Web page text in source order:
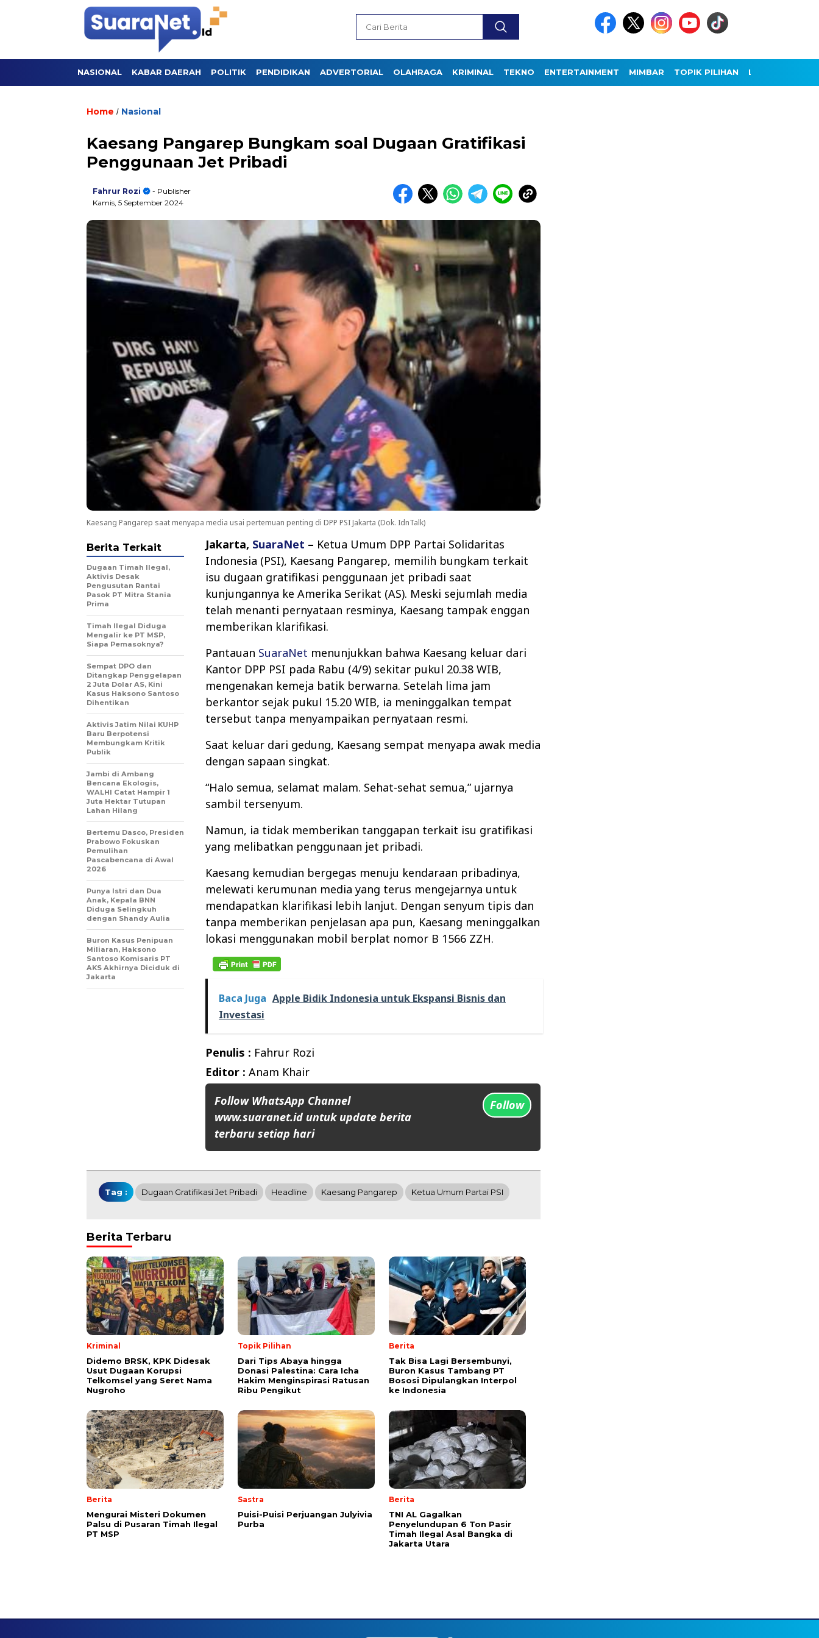
NASIONAL KABAR DAERAH POLITIK PENDIDIKAN ADVERTORIAL OLAHRAGA KRIMINAL TEKNO ENTERTAINMENT MIMBAR TOPIK PILIHAN LAINNYA
Home / Nasional
Kaesang Pangarep Bungkam soal Dugaan Gratifikasi
Penggunaan Jet Pribadi
Fahrur Rozi
- Publisher
Kamis, 5 September 2024
Kaesang Pangarep saat menyapa media usai pertemuan penting di DPP PSI Jakarta (Dok. IdnTalk)
Jakarta, SuaraNet – Ketua Umum DPP Partai Solidaritas
Indonesia (PSI), Kaesang Pangarep, memilih bungkam terkait
isu dugaan gratifikasi penggunaan jet pribadi saat
kunjungannya ke Amerika Serikat (AS). Meski sejumlah media
telah menanti pernyataan resminya, Kaesang tampak enggan
memberikan klarifikasi.
Pantauan SuaraNet menunjukkan bahwa Kaesang keluar dari
Kantor DPP PSI pada Rabu (4/9) sekitar pukul 20.38 WIB,
mengenakan kemeja batik berwarna. Setelah lima jam
berkantor sejak pukul 15.20 WIB, ia meninggalkan tempat
tersebut tanpa menyampaikan pernyataan resmi.
Saat keluar dari gedung, Kaesang sempat menyapa awak media
dengan sapaan singkat.
“Halo semua, selamat malam. Sehat-sehat semua,” ujarnya
sambil tersenyum.
Namun, ia tidak memberikan tanggapan terkait isu gratifikasi
yang melibatkan penggunaan jet pribadi.
Kaesang kemudian bergegas menuju kendaraan pribadinya,
melewati kerumunan media yang terus mengejarnya untuk
mendapatkan klarifikasi lebih lanjut. Dengan senyum tipis dan
tanpa memberikan penjelasan apa pun, Kaesang meninggalkan
lokasi menggunakan mobil berplat nomor B 1566 ZZH.
Baca Juga Apple Bidik Indonesia untuk Ekspansi Bisnis dan
Investasi
Penulis : Fahrur Rozi
Editor : Anam Khair
Follow WhatsApp Channel
www.suaranet.id untuk update berita
terbaru setiap hari
Follow
Berita Terkait
Dugaan Timah Ilegal,
Aktivis Desak
Pengusutan Rantai
Pasok PT Mitra Stania
Prima
Timah Ilegal Diduga
Mengalir ke PT MSP,
Siapa Pemasoknya?
Sempat DPO dan
Ditangkap Penggelapan
2 Juta Dolar AS, Kini
Kasus Haksono Santoso
Dihentikan
Aktivis Jatim Nilai KUHP
Baru Berpotensi
Membungkam Kritik
Publik
Jambi di Ambang
Bencana Ekologis,
WALHI Catat Hampir 1
Juta Hektar Tutupan
Lahan Hilang
Bertemu Dasco, Presiden
Prabowo Fokuskan
Pemulihan
Pascabencana di Awal
2026
Punya Istri dan Dua
Anak, Kepala BNN
Diduga Selingkuh
dengan Shandy Aulia
Buron Kasus Penipuan
Miliaran, Haksono
Santoso Komisaris PT
AKS Akhirnya Diciduk di
Jakarta
Tag : Dugaan Gratifikasi Jet Pribadi Headline Kaesang Pangarep Ketua Umum Partai PSI
Berita Terbaru
Kriminal
Didemo BRSK, KPK Didesak
Usut Dugaan Korupsi
Telkomsel yang Seret Nama
Nugroho
Topik Pilihan
Dari Tips Abaya hingga
Donasi Palestina: Cara Icha
Hakim Menginspirasi Ratusan
Ribu Pengikut
Berita
Tak Bisa Lagi Bersembunyi,
Buron Kasus Tambang PT
Bososi Dipulangkan Interpol
ke Indonesia
Berita
Mengurai Misteri Dokumen
Palsu di Pusaran Timah Ilegal
PT MSP
Sastra
Puisi-Puisi Perjuangan Julyivia
Purba
Berita
TNI AL Gagalkan
Penyelundupan 6 Ton Pasir
Timah Ilegal Asal Bangka di
Jakarta Utara